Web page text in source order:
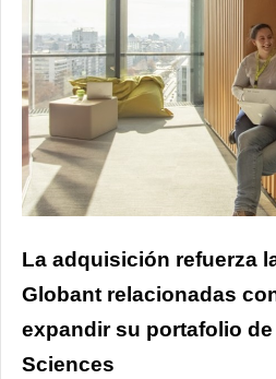
La adquisición refuerza
Globant relacionadas
expandir su portafolio
Sciences